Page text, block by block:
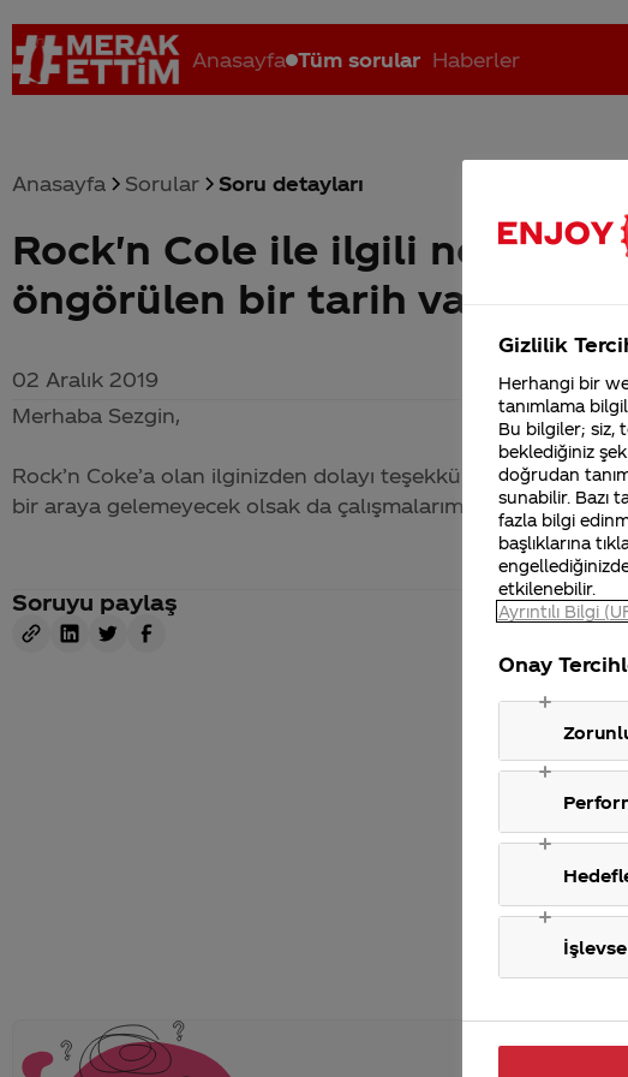
Anasayfa Tüm sorular Haberler
Coca-Cola nerenin malı? Coca cola İsrail malı mı Yani ... Coca-
Anasayfa Sorular Soru detayları
Rock'n Cole ile ilgili ne tür
öngörülen bir tarih var mı?
02 Aralık 2019
Merhaba Sezgin,
Rock’n Coke’a olan ilginizden dolayı teşekkür ederiz. Bu yıl
bir araya gelemeyecek olsak da çalışmalarımızın devam
Soruyu paylaş
Gizlilik
Herhangi bir
tanımlama
Bu bilgiler; siz,
beklediğiniz
doğrudan
sunabilir. Bazı
fazla bilgi
başlıklarına
etkilenebilir.
Ayrıntılı Bilgi
Onay